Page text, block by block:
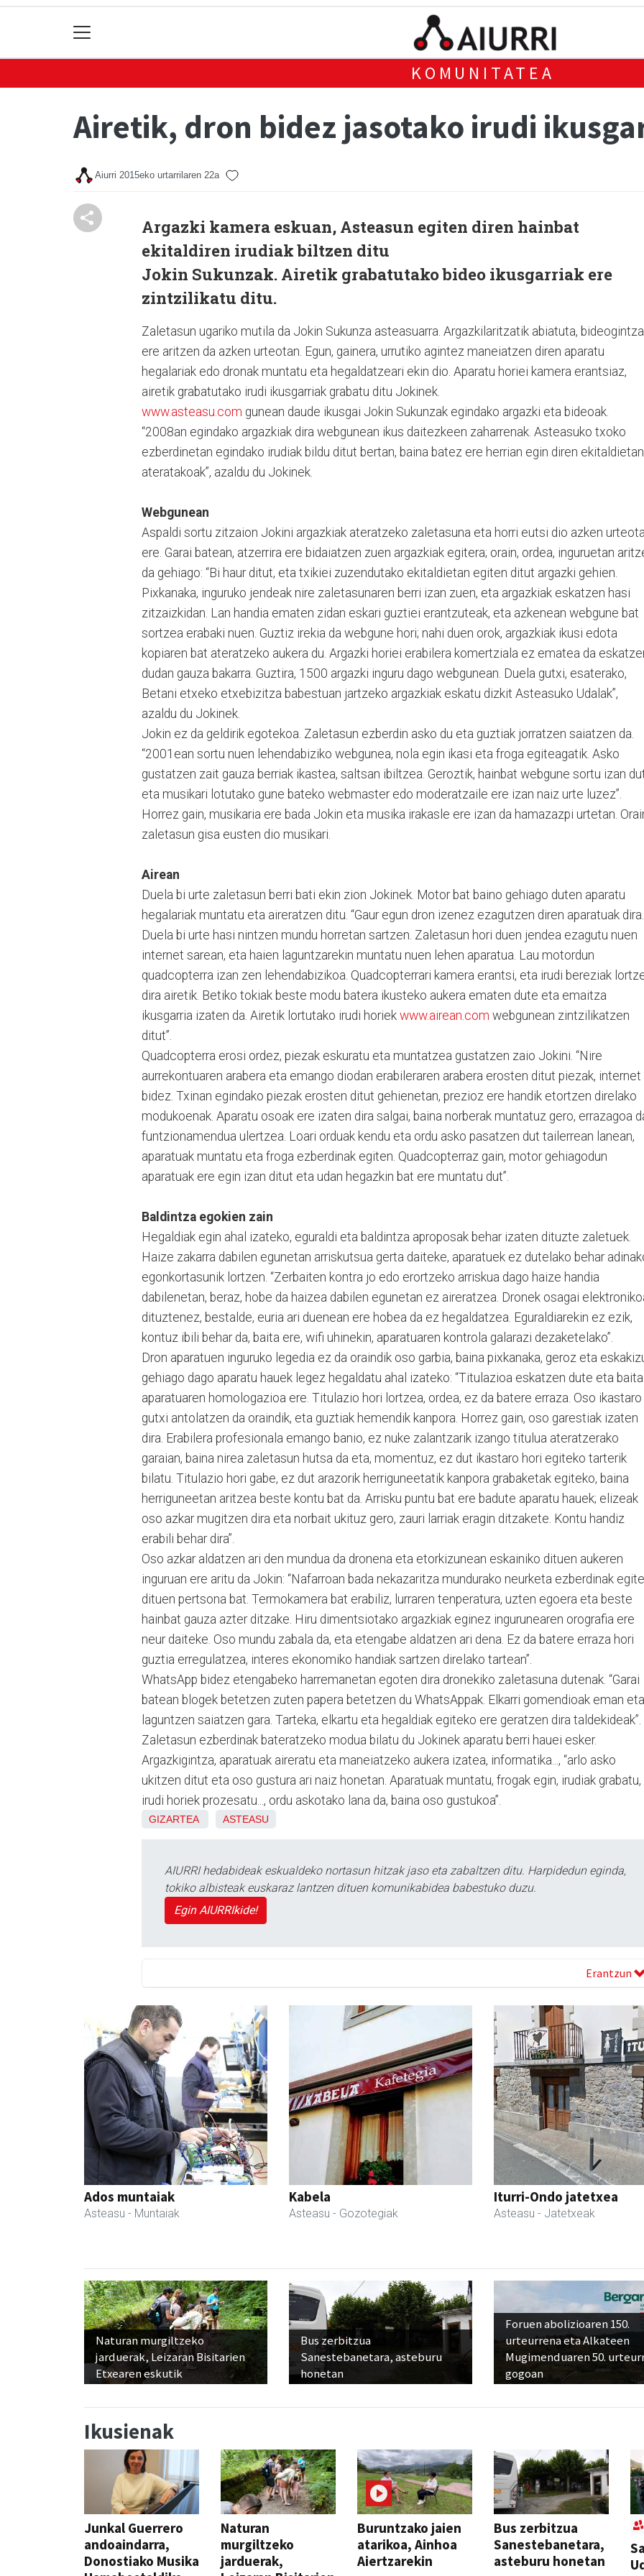
KOMUNITATEA
Airetik, dron bidez jasotako irudi
Aiurri 2015eko urtarrilaren 22a
Argazki kamera eskuan, Asteasun egiten diren hainbat
ekitaldiren irudiak biltzen ditu
Jokin Sukunzak. Airetik grabatutako bideo ikusgarriak ere
zintzilikatu ditu.
Zaletasun ugariko mutila da Jokin Sukunza asteasuarra. Argazkilaritzatik abiatuta,
ere aritzen da azken urteotan. Egun, gainera, urrutiko agintez maneiatzen diren aparatu
hegalariak edo dronak muntatu eta hegaldatzeari ekin dio. Aparatu horiei kamera erantsiaz,
airetik grabatutako irudi ikusgarriak grabatu ditu Jokinek.
www.asteasu.com gunean daude ikusgai Jokin Sukunzak egindako argazki eta bideoak.
“2008an egindako argazkiak dira webgunean ikus daitezkeen zaharrenak. Asteasuko txoko
ezberdinetan egindako irudiak bildu ditut bertan, baina batez ere herrian egin diren ekitaldietan
ateratakoak”, azaldu du Jokinek.
Webgunean
Aspaldi sortu zitzaion Jokini argazkiak ateratzeko zaletasuna eta horri eutsi dio azken
ere. Garai batean, atzerrira ere bidaiatzen zuen argazkiak egitera; orain, ordea, inguruetan
da gehiago: “Bi haur ditut, eta txikiei zuzendutako ekitaldietan egiten ditut argazki gehien.
Pixkanaka, inguruko jendeak nire zaletasunaren berri izan zuen, eta argazkiak eskatzen hasi
zitzaizkidan. Lan handia ematen zidan eskari guztiei erantzuteak, eta azkenean webgune bat
sortzea erabaki nuen. Guztiz irekia da webgune hori; nahi duen orok, argazkiak ikusi edota
kopiaren bat ateratzeko aukera du. Argazki horiei erabilera komertziala ez ematea da
dudan gauza bakarra. Guztira, 1500 argazki inguru dago webgunean. Duela gutxi, esaterako,
Betani etxeko etxebizitza babestuan jartzeko argazkiak eskatu dizkit Asteasuko Udalak”,
azaldu du Jokinek.
Jokin ez da geldirik egotekoa. Zaletasun ezberdin asko du eta guztiak jorratzen saiatzen da.
“2001ean sortu nuen lehendabiziko webgunea, nola egin ikasi eta froga egiteagatik. Asko
gustatzen zait gauza berriak ikastea, saltsan ibiltzea. Geroztik, hainbat webgune sortu izan
eta musikari lotutako gune bateko webmaster edo moderatzaile ere izan naiz urte luzez”.
Horrez gain, musikaria ere bada Jokin eta musika irakasle ere izan da hamazazpi urtetan.
zaletasun gisa eusten dio musikari.
Airean
Duela bi urte zaletasun berri bati ekin zion Jokinek. Motor bat baino gehiago duten aparatu
hegalariak muntatu eta aireratzen ditu. “Gaur egun dron izenez ezagutzen diren aparatuak dira.
Duela bi urte hasi nintzen mundu horretan sartzen. Zaletasun hori duen jendea ezagutu nuen
internet sarean, eta haien laguntzarekin muntatu nuen lehen aparatua. Lau motordun
quadcopterra izan zen lehendabizikoa. Quadcopterrari kamera erantsi, eta irudi bereziak
dira airetik. Betiko tokiak beste modu batera ikusteko aukera ematen dute eta emaitza
ikusgarria izaten da. Airetik lortutako irudi horiek www.airean.com webgunean zintzilikatzen
ditut”.
Quadcopterra erosi ordez, piezak eskuratu eta muntatzea gustatzen zaio Jokini. “Nire
aurrekontuaren arabera eta emango diodan erabileraren arabera erosten ditut piezak, internet
bidez. Txinan egindako piezak erosten ditut gehienetan, prezioz ere handik etortzen direlako
modukoenak. Aparatu osoak ere izaten dira salgai, baina norberak muntatuz gero, errazagoa
funtzionamendua ulertzea. Loari orduak kendu eta ordu asko pasatzen dut tailerrean lanean,
aparatuak muntatu eta froga ezberdinak egiten. Quadcopterraz gain, motor gehiagodun
aparatuak ere egin izan ditut eta udan hegazkin bat ere muntatu dut”.
Baldintza egokien zain
Hegaldiak egin ahal izateko, eguraldi eta baldintza aproposak behar izaten dituzte zaletuek.
Haize zakarra dabilen egunetan arriskutsua gerta daiteke, aparatuek ez dutelako behar
egonkortasunik lortzen. “Zerbaiten kontra jo edo erortzeko arriskua dago haize handia
dabilenetan, beraz, hobe da haizea dabilen egunetan ez aireratzea. Dronek osagai
dituztenez, bestalde, euria ari duenean ere hobea da ez hegaldatzea. Eguraldiarekin ez ezik,
kontuz ibili behar da, baita ere, wifi uhinekin, aparatuaren kontrola galarazi dezaketelako”.
Dron aparatuen inguruko legedia ez da oraindik oso garbia, baina pixkanaka, geroz eta
gehiago dago aparatu hauek legez hegaldatu ahal izateko: “Titulazioa eskatzen dute eta baita
aparatuaren homologazioa ere. Titulazio hori lortzea, ordea, ez da batere erraza. Oso ikastaro
gutxi antolatzen da oraindik, eta guztiak hemendik kanpora. Horrez gain, oso garestiak izaten
dira. Erabilera profesionala emango banio, ez nuke zalantzarik izango titulua ateratzerako
garaian, baina nirea zaletasun hutsa da eta, momentuz, ez dut ikastaro hori egiteko tarterik
bilatu. Titulazio hori gabe, ez dut arazorik herriguneetatik kanpora grabaketak egiteko, baina
herriguneetan aritzea beste kontu bat da. Arrisku puntu bat ere badute aparatu hauek; elizeak
oso azkar mugitzen dira eta norbait ukituz gero, zauri larriak eragin ditzakete. Kontu handiz
erabili behar dira”.
Oso azkar aldatzen ari den mundua da dronena eta etorkizunean eskainiko dituen aukeren
inguruan ere aritu da Jokin: “Nafarroan bada nekazaritza mundurako neurketa ezberdinak
dituen pertsona bat. Termokamera bat erabiliz, lurraren tenperatura, uzten egoera eta beste
hainbat gauza azter ditzake. Hiru dimentsiotako argazkiak eginez ingurunearen orografia ere
neur daiteke. Oso mundu zabala da, eta etengabe aldatzen ari dena. Ez da batere erraza hori
guztia erregulatzea, interes ekonomiko handiak sartzen direlako tartean”.
WhatsApp bidez etengabeko harremanetan egoten dira dronekiko zaletasuna dutenak. “Garai
batean blogek betetzen zuten papera betetzen du WhatsAppak. Elkarri gomendioak eman eta
laguntzen saiatzen gara. Tarteka, elkartu eta hegaldiak egiteko ere geratzen dira taldekideak”.
Zaletasun ezberdinak bateratzeko modua bilatu du Jokinek aparatu berri hauei esker.
Argazkigintza, aparatuak aireratu eta maneiatzeko aukera izatea, informatika..., “arlo asko
ukitzen ditut eta oso gustura ari naiz honetan. Aparatuak muntatu, frogak egin, irudiak grabatu,
irudi horiek prozesatu..., ordu askotako lana da, baina oso gustukoa”.
GIZARTEA ASTEASU
AIURRI hedabideak eskualdeko nortasun hitzak jaso eta zabaltzen ditu. Harpidedun eginda,
tokiko albisteak euskaraz lantzen dituen komunikabidea babestuko duzu.
Egin AIURRIkide!
Erantzun
Ados muntaiak
Asteasu - Muntaiak
Kabela
Asteasu - Gozotegiak
Iturri-Ondo jatetxea
Asteasu - Jatetxeak
Naturan murgiltzeko
jarduerak, Leizaran Bisitarien
Etxearen eskutik
Bus zerbitzua
Sanestebanetara, asteburu
honetan
Foruen abolizioaren 150.
urteurrena eta Alkateen
Mugimenduaren 50.
gogoan
Ikusienak
Junkal Guerrero
andoaindarra,
Donostiako Musika
Naturan
murgiltzeko
jarduerak,
Buruntzako jaien
atarikoa, Ainhoa
Aiertzarekin
Bus zerbitzua
Sanestebanetara,
asteburu honetan